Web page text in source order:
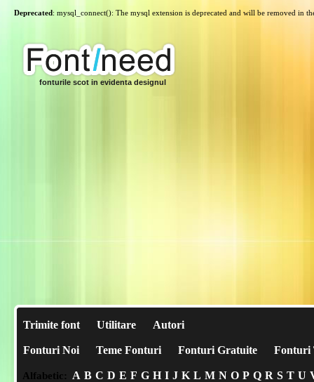
Deprecated: mysql_connect(): The mysql extension is deprecated and will be removed in
fonturile scot in evidenta designul
Trimite font Utilitare Autori
Fonturi Noi Teme Fonturi Fonturi Gratuite Fonturi
Alfabetic: A B C D E F G H I J K L M N O P Q R S T U